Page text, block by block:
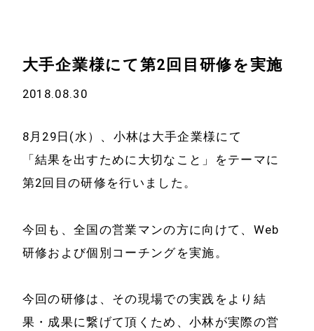
ホーム
代表プロフィール
事例と実績
導入企業一覧
会社情報
特定商取引法に基
づく表示
メールマガジン
大手企業様にて第2回目研修を実施
2018.08.30
8月29日(水）、小林は大手企業様にて
「結果を出すために大切なこと」をテーマに
第2回目の研修を行いました。
今回も、全国の営業マンの方に向けて、Web
研修および個別コーチングを実施。
今回の研修は、その現場での実践をより結
果・成果に繋げて頂くため、小林が実際の営